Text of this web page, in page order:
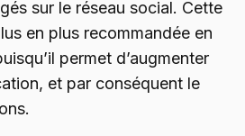
sur le réseau social. Cette
en plus recommandée en
permet d’augmenter
et par conséquent le